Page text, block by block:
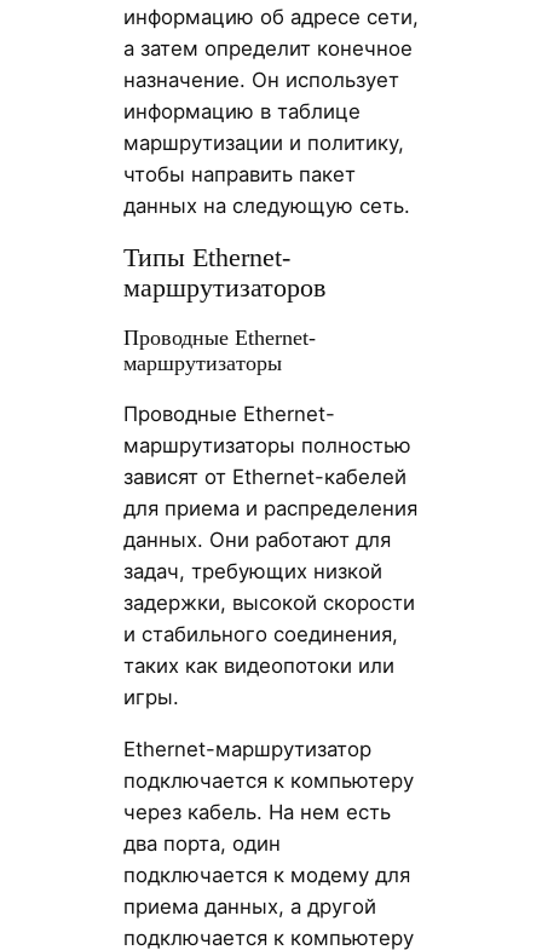
информацию об адресе сети,
а затем определит конечное
назначение. Он использует
информацию в таблице
маршрутизации и политику,
чтобы направить пакет
данных на следующую сеть.
Типы Ethernet-
маршрутизаторов
Проводные Ethernet-
маршрутизаторы
Проводные Ethernet-
маршрутизаторы полностью
зависят от Ethernet-кабелей
для приема и распределения
данных. Они работают для
задач, требующих низкой
задержки, высокой скорости
и стабильного соединения,
таких как видеопотоки или
игры.
Ethernet-маршрутизатор
подключается к компьютеру
через кабель. На нем есть
два порта, один
подключается к модему для
приема данных, а другой
подключается к компьютеру